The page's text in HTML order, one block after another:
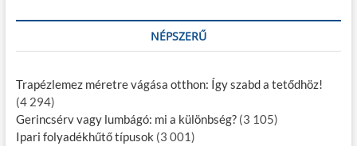
NÉPSZERŰ
Trapézlemez méretre vágása otthon: Így szabd a tetődhöz!
(4 294)
Gerincsérv vagy lumbágó: mi a különbség? (3 105)
Ipari folyadékhűtő típusok (3 001)